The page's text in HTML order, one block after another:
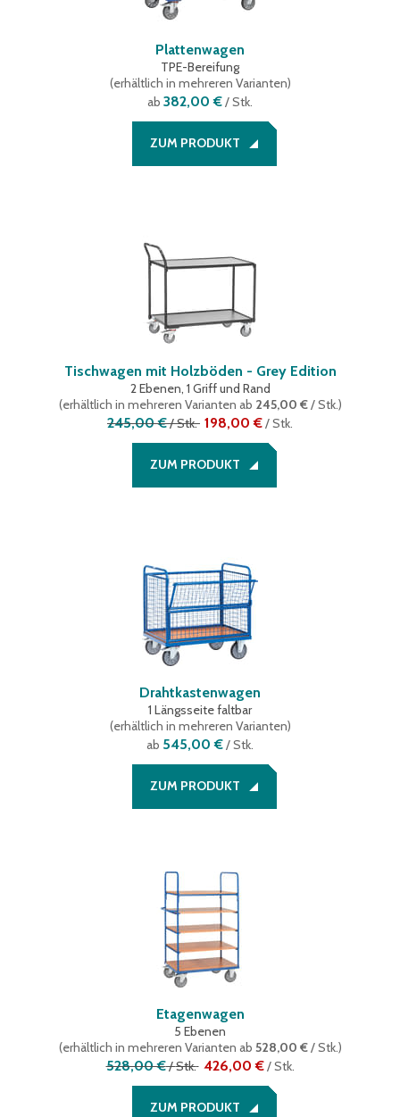
Plattenwagen
TPE-Bereifung
(erhältlich in mehreren Varianten)
ab 382,00 €/ Stk.
ZUM PRODUKT
Tischwagen mit Holzböden - Grey Edition
2 Ebenen, 1 Griff und Rand
(erhältlich in mehreren Varianten ab 245,00 €/ Stk.)
245,00 €/Stk. 198,00 €/Stk.
ZUM PRODUKT
Drahtkastenwagen
1 Längsseite faltbar
(erhältlich in mehreren Varianten)
ab 545,00 €/ Stk.
ZUM PRODUKT
Etagenwagen
5 Ebenen
(erhältlich in mehreren Varianten ab 528,00 €/ Stk.)
528,00 €/Stk. 426,00 €/Stk.
ZUM PRODUKT